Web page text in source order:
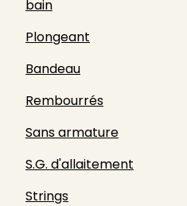
bain
Plongeant
Bandeau
Rembourrés
Sans armature
S.G. d'allaitement
Strings